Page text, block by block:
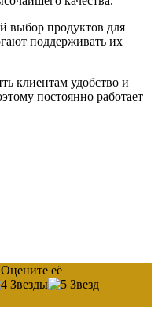
выбор продуктов для
поддерживать их
клиентам удобство и
постоянно работает
её